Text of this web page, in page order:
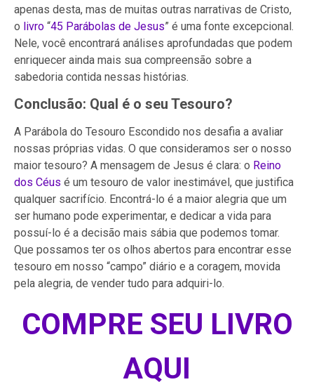
apenas desta, mas de muitas outras narrativas de Cristo,
o livro “45 Parábolas de Jesus” é uma fonte excepcional.
Nele, você encontrará análises aprofundadas que podem
enriquecer ainda mais sua compreensão sobre a
sabedoria contida nessas histórias.
Conclusão: Qual é o seu Tesouro?
A Parábola do Tesouro Escondido nos desafia a avaliar
nossas próprias vidas. O que consideramos ser o nosso
maior tesouro? A mensagem de Jesus é clara: o Reino
dos Céus é um tesouro de valor inestimável, que justifica
qualquer sacrifício. Encontrá-lo é a maior alegria que um
ser humano pode experimentar, e dedicar a vida para
possuí-lo é a decisão mais sábia que podemos tomar.
Que possamos ter os olhos abertos para encontrar esse
tesouro em nosso “campo” diário e a coragem, movida
pela alegria, de vender tudo para adquiri-lo.
COMPRE SEU LIVRO
AQUI